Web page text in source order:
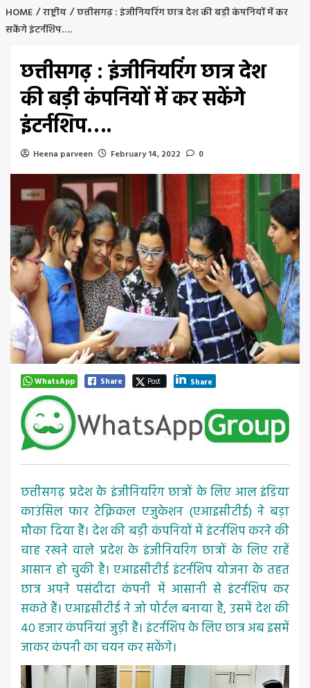
HOME राष्ट्रीय
छत्तीसगढ़ : इंजीनियरिंग छात्र देश की बड़ी कंपनियों में कर
सकेंगे इंटर्नशिप….
छत्तीसगढ़ : इंजीनियरिंग छात्र देश
की बड़ी कंपनियों में कर सकेंगे
इंटर्नशिप….
Heena parveen February 14, 2022 0
WhatsApp Share Post Share
छत्तीसगढ़ प्रदेश के इंजीनियरिंग छात्रों के लिए आल इंडिया
काउंसिल फार टेक्निकल एजुकेशन (एआइसीटीई) ने बड़ा
मौका दिया हैं। देश की बड़ी कंपनियों में इंटर्नशिप करने की
चाह रखने वाले प्रदेश के इंजीनियरिंग छात्रों के लिए राहें
आसान हो चुकी है। एआइसीटीई इंटर्नशिप योजना के तहत
छात्र अपने पसंदीदा कंपनी में आसानी से इंटर्नशिप कर
सकते हैं। एआइसीटीई ने जो पोर्टल बनाया है, उसमें देश की
40 हजार कंपनियां जुड़ी हैं। इंटर्नशिप के लिए छात्र अब इसमें
जाकर कंपनी का चयन कर सकेंगे।